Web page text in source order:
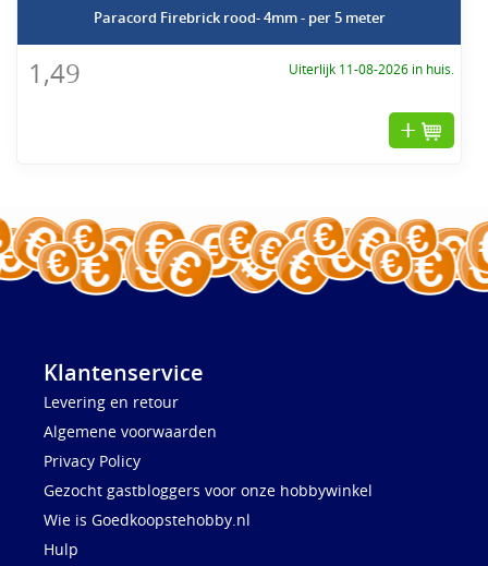
Paracord Firebrick rood- 4mm - per 5 meter
1,49 Uiterlijk 11-08-2026 in huis.
Klantenservice
Levering en retour
Algemene voorwaarden
Privacy Policy
Gezocht gastbloggers voor onze hobbywinkel
Wie is Goedkoopstehobby.nl
Hulp